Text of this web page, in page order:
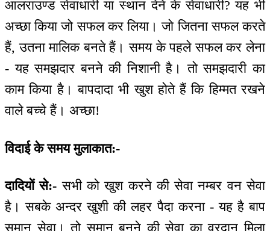
आलराउण्ड सेवाधारी या स्थान देने के सेवाधारी? यह भी
अच्छा किया जो सफल कर लिया। जो जितना सफल करते
हैं, उतना मालिक बनते हैं। समय के पहले सफल कर लेना
- यह समझदार बनने की निशानी है। तो समझदारी का
काम किया है। बापदादा भी खुश होते हैं कि हिम्मत रखने
वाले बच्चे हैं। अच्छा!
विदाई के समय मुलाकात:-
दादियों से:- सभी को खुश करने की सेवा नम्बर वन सेवा
है। सबके अन्दर खुशी की लहर पैदा करना - यह है बाप
समान सेवा। तो समान बनने की सेवा का वरदान मिला